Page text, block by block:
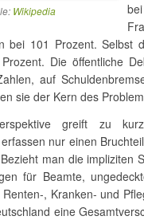
Wikipedia
bei 101 Prozent. Selbst
Die öffentliche
auf
sie der Kern des
greift zu
nur einen
man die impliziten
für Beamte,
, Kranken- und
eine